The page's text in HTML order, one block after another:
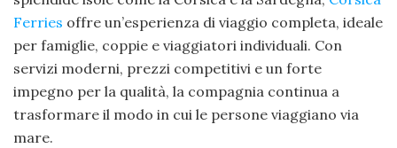
Ferries offre un’esperienza di viaggio completa, ideale
per famiglie, coppie e viaggiatori individuali. Con
servizi moderni, prezzi competitivi e un forte
impegno per la qualità, la compagnia continua a
trasformare il modo in cui le persone viaggiano via
mare.